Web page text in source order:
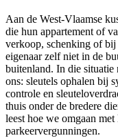
Aan de West-Vlaamse
die hun appartement of
verkoop, schenking of
eigenaar zelf niet in de
buitenland. In die
ons: sleutels ophalen bij
controle en
thuis onder de bredere
leest hoe we omgaan
parkeervergunningen.